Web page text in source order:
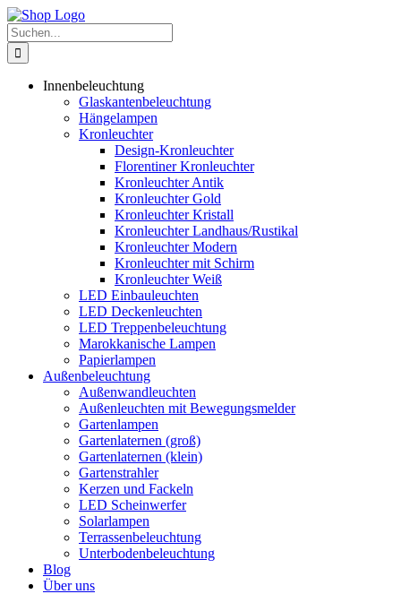
Zum
Inhalt
springen
Suche
nach:
Innenbeleuchtung
Glaskantenbeleuchtung
Hängelampen
Kronleuchter
Design-Kronleuchter
Florentiner Kronleuchter
Kronleuchter Antik
Kronleuchter Gold
Kronleuchter Kristall
Kronleuchter Landhaus/Rustikal
Kronleuchter Modern
Kronleuchter mit Schirm
Kronleuchter Weiß
LED Einbauleuchten
LED Deckenleuchten
LED Treppenbeleuchtung
Marokkanische Lampen
Papierlampen
Außenbeleuchtung
Außenwandleuchten
Außenleuchten mit Bewegungsmelder
Gartenlampen
Gartenlaternen (groß)
Gartenlaternen (klein)
Gartenstrahler
Kerzen und Fackeln
LED Scheinwerfer
Solarlampen
Terrassenbeleuchtung
Unterbodenbeleuchtung
Blog
Über uns